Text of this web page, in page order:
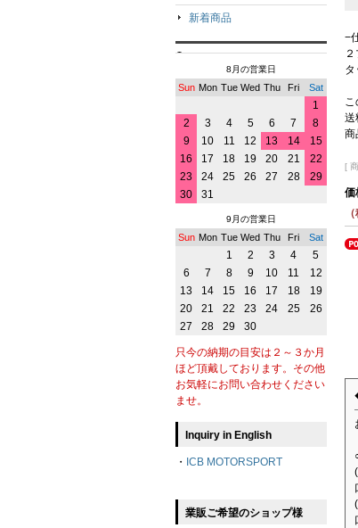
−
タ
送
商
[
価
新着商品
8月の営業日
Sun Mon Tue Wed Thu Fri Sat
1
2
3 4 5 6 7
8
9
10 11 12 13 14
15
16
17 18 19 20 21
22
23
24 25 26 27 28
29
30
31
9月の営業日
Sun Mon Tue Wed Thu Fri Sat
1 2 3 4
5
6
7 8 9 10 11
12
13
14 15 16 17 18
19
20
21 22 23 24 25
26
27
28 29 30
只今の納期の目安は２～３か月
ほど頂戴しております。その他
お気軽にお問い合わせください
ませ。
Inquiry in English
・ ICB MOTORSPORT
業販ご希望のショップ様